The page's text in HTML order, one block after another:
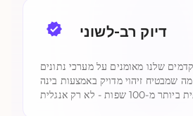
דיוק רב-לשוני
שלנו מאומנים על מערכי נתונים
מה שמבטיח זיהוי מדויק באמצעות בינה